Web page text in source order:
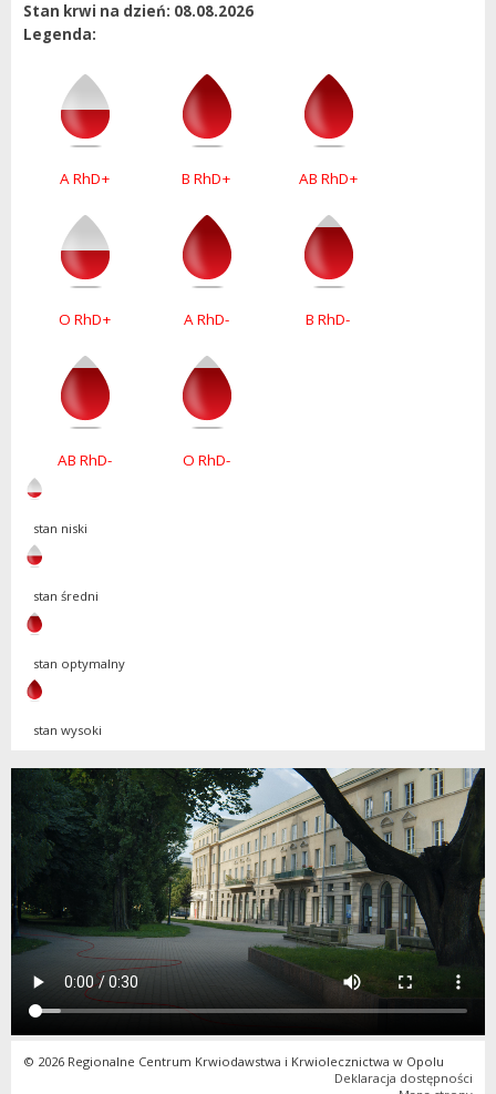
Stan krwi na dzień: 08.08.2026
Legenda:
A RhD+ B RhD+ AB RhD+
O RhD+ A RhD- B RhD-
AB RhD- O RhD-
stan niski
stan średni
stan optymalny
stan wysoki
© 2026 Regionalne Centrum Krwiodawstwa i Krwiolecznictwa w Opolu
Deklaracja dostępności